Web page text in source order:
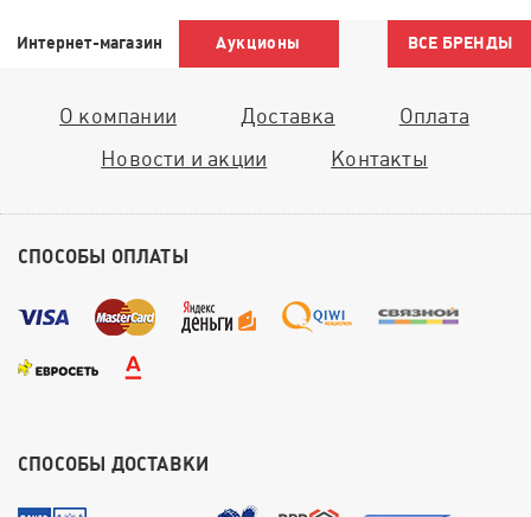
Интернет-магазин Аукционы ВСЕ БРЕНДЫ
О компании Доставка
Оплата
Новости и акции
Контакты
СПОСОБЫ ОПЛАТЫ
СПОСОБЫ ДОСТАВКИ